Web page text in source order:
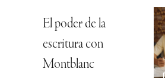
El poder de la
escritura con
Montblanc